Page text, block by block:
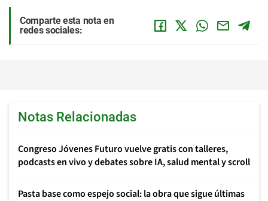
Comparte esta nota en
redes sociales:
Notas Relacionadas
Congreso Jóvenes Futuro vuelve gratis con talleres,
podcasts en vivo y debates sobre IA, salud mental y scroll
Pasta base como espejo social: la obra que sigue últimas